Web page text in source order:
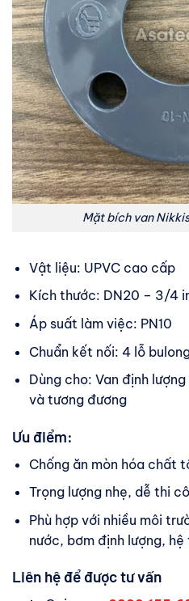
Mặt bích van
Vật liệu: UPVC cao cấp
Kích thước: DN20 – 3/4
Áp suất làm việc: PN10
Chuẩn kết nối: 4 lỗ
Dùng cho: Van định
và tương đương
Ưu điểm:
Chống ăn mòn hóa chất
Trọng lượng nhẹ, dễ thi
Phù hợp với nhiều môi
nước, bơm định lượng,
Liên hệ để được tư vấn